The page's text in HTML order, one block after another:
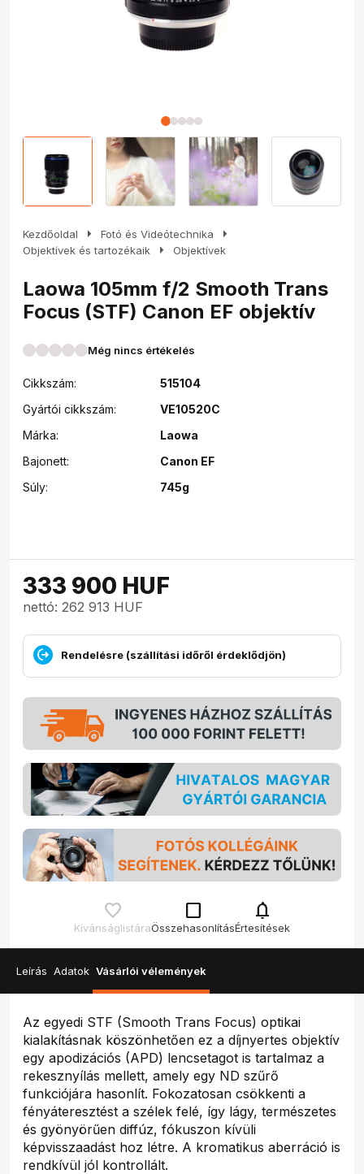
Kezdőoldal arrow_right Fotó és Videótechnika arrow_right
Objektívek és tartozékaik arrow_right Objektívek
Laowa 105mm f/2 Smooth Trans
Focus (STF) Canon EF objektív
Még nincs értékelés
Cikkszám:
515104
Gyártói cikkszám:
VE10520C
Márka:
Laowa
Bajonett:
Canon EF
Súly:
745g
333 900 HUF
nettó: 262 913 HUF
Rendelésre (szállítási időről érdeklődjön)
Kívánságlistára
check_box_outline_blank
Összehasonlítás
notifications
Értesítések
Leírás Adatok Vásárlói vélemények
Az egyedi STF (Smooth Trans Focus) optikai
kialakításnak köszönhetően ez a díjnyertes objektív
egy apodizációs (APD) lencsetagot is tartalmaz a
rekesznyílás mellett, amely egy ND szűrő
funkciójára hasonlít. Fokozatosan csökkenti a
fényáteresztést a szélek felé, így lágy, természetes
és gyönyörűen diffúz, fókuszon kívüli
képvisszaadást hoz létre. A kromatikus aberráció is
rendkívül jól kontrollált.